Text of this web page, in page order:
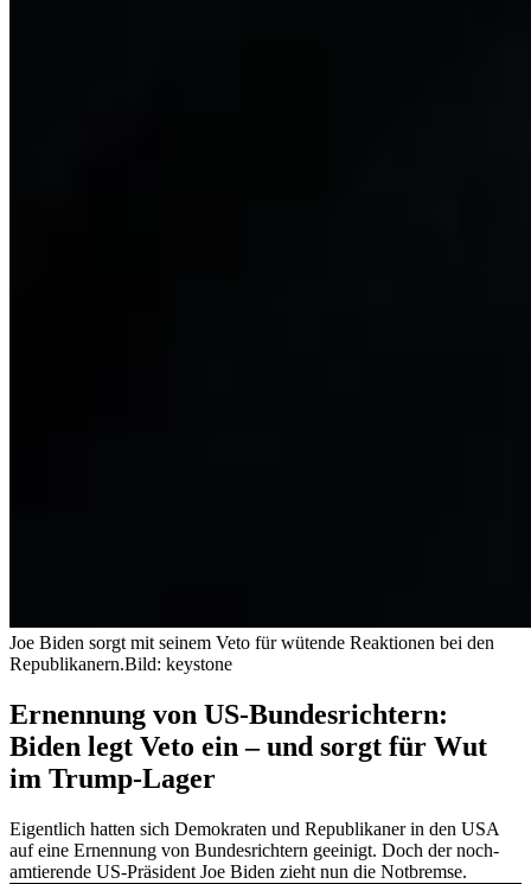
Joe Biden sorgt mit seinem Veto für wütende Reaktionen bei den
Republikanern.Bild: keystone
Ernennung von US-Bundesrichtern:
Biden legt Veto ein – und sorgt für Wut
im Trump-Lager
Eigentlich hatten sich Demokraten und Republikaner in den USA
auf eine Ernennung von Bundesrichtern geeinigt. Doch der noch-
amtierende US-Präsident Joe Biden zieht nun die Notbremse.